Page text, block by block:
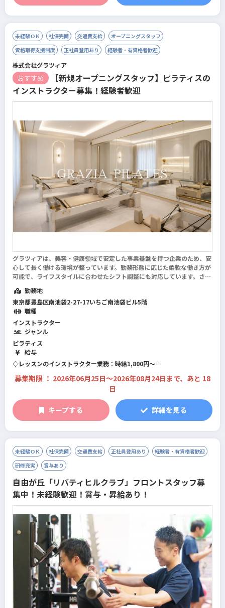
未経験ＯＫ 社保完備 交通費支給
オープニングスタッフ
資格取得支援制度
正社員登用あり 経験者・有資格者歓迎
株式会社グラツィア
おすすめ
【新規オープニングスタッフ】ピラティスの
インストラクター募集！経験者歓迎
グラツィアは、美容・健康領域で安定した事業基盤を持つ企業のため、安
心して長く働ける環境が整っています。勤務形態に応じた柔軟な働き方が
可能で、ライフスタイルに合わせたシフト調整にも対応しています。さら
とができます。現場の声を大切にする風...
勤務地
東京都豊島区南池袋2-27-17いちご南池袋ビル5階
職種
インストラクター
ジャンル
ピラティス
給与
◇レッスンのインストラクター業務：時給1,800円～
※業務内容により変動します
募集期限 ： 2026年06月25日〜2026年08月24日まで、あと 18
日
キープする 詳細を見る
未経験ＯＫ 社保完備 交通費支給 正社員登用あり
経験者・有資格者歓迎
研修充実
賞与あり
自由が丘「リバティヒルクラブ」フロントスタッフ募
集中！未経験歓迎！賞与・昇給あり！